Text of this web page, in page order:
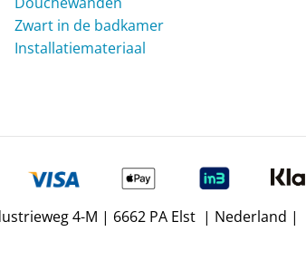
Zwart in de badkamer
Installatiemateriaal
4-M | 6662 PA Elst | Nederland |